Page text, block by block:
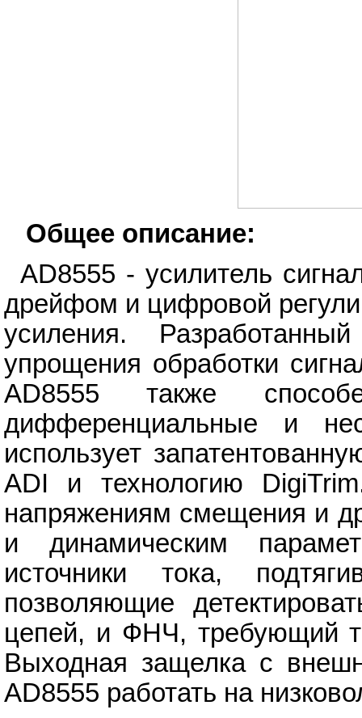
Общее описание:
AD8555 - усилитель
дрейфом и цифровой
усиления.
упрощения обработки
AD8555 также
дифференциальные и
использует
ADI и технологию
напряжениям смещения и
и динамическим
источники тока,
позволяющие
цепей, и ФНЧ, требующий
Выходная защелка с
AD8555 работать на